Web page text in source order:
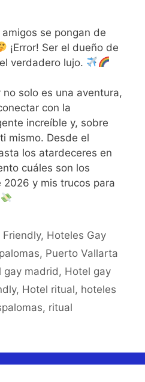
se pongan de
¡Error! Ser el dueño de
verdadero lujo.
solo es una aventura,
con la
increíble y, sobre
mismo. Desde el
los atardeceres en
cuáles son los
y mis trucos para
Friendly, Hoteles Gay
, Puerto Vallarta
gay madrid, Hotel gay
, Hotel ritual, hoteles
, ritual